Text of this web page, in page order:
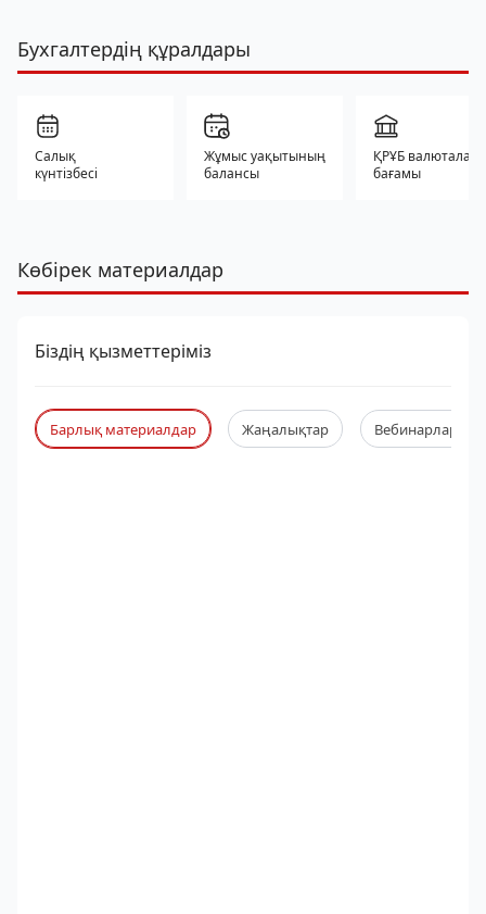
Бухгалтердің құралдары
Салық
күнтізбесі
Жұмыс уақытының
балансы
ҚРҰБ валюталар
бағамы
Көбірек материалдар
Біздің қызметтеріміз
Барлық материалдар Жаңалықтар Вебинарлар